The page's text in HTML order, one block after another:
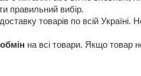
правильний вибір.
товарів по всій Україні.
на всі товари. Якщо товар